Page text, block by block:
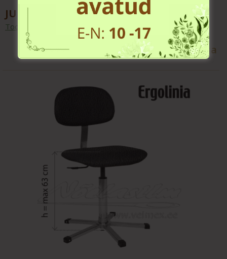
JUKI HZL-NX7 Kirei õmblusmasin
Toode on tellitav, ostusoovi korral võta ühendust
Loe lisa